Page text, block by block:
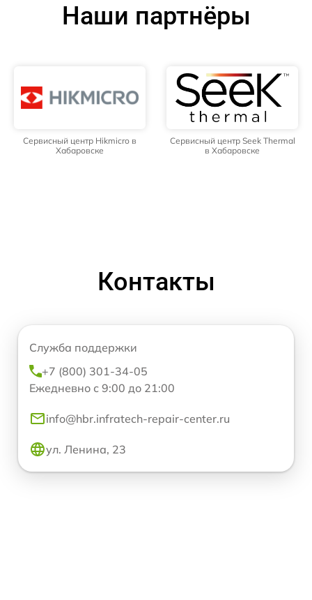
Наши партнёры
Сервисный центр Hikmicro в
Хабаровске
Сервисный центр Seek Thermal
в Хабаровске
Контакты
Служба поддержки
+7 (800) 301-34-05
Ежедневно с 9:00 до 21:00
info@hbr.infratech-repair-center.ru
ул. Ленина, 23